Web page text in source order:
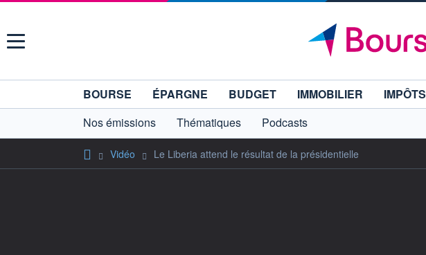
Menu
BOURSE ÉPARGNE BUDGET IMMOBILIER IMPÔTS
Nos émissions
Thématiques Podcasts
Vidéo Le Liberia attend le résultat de la présidentielle